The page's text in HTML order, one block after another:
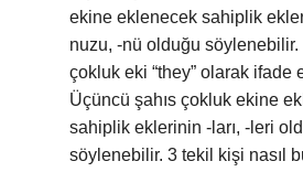
ekine eklenecek sahiplik
nuzu, -nü olduğu söylenebilir.
çokluk eki “they” olarak ifade
Üçüncü şahıs çokluk ekine
sahiplik eklerinin -ları, -leri
söylenebilir. 3 tekil kişi nasıl